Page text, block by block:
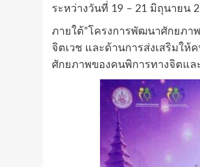
ระหว่างวันที่ 19 – 21 มิถุนายน
ภายใต้”โครงการพัฒนาศักยภา
จิตเวช และด้านการส่งเสริมให้
ศักยภาพของคนพิการทางจิตแล